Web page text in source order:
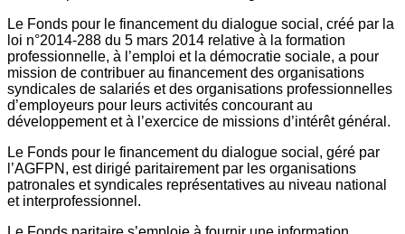
Le Fonds pour le financement du dialogue social, créé par la
loi n°2014-288 du 5 mars 2014 relative à la formation
professionnelle, à l’emploi et la démocratie sociale, a pour
mission de contribuer au financement des organisations
syndicales de salariés et des organisations professionnelles
d’employeurs pour leurs activités concourant au
développement et à l’exercice de missions d’intérêt général.
Le Fonds pour le financement du dialogue social, géré par
l’AGFPN, est dirigé paritairement par les organisations
patronales et syndicales représentatives au niveau national
et interprofessionnel.